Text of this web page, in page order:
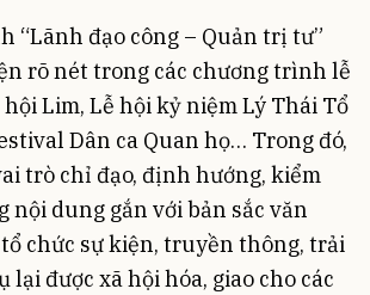
“Lãnh đạo công – Quản trị tư”
rõ nét trong các chương trình lễ
Lim, Lễ hội kỷ niệm Lý Thái Tổ
Dân ca Quan họ… Trong đó,
trò chỉ đạo, định hướng, kiểm
nội dung gắn với bản sắc văn
chức sự kiện, truyền thông, trải
lại được xã hội hóa, giao cho các